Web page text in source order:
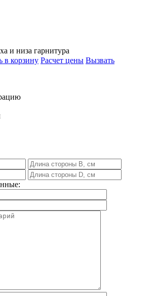
и низа гарнитура
в корзину Расчет цены Вызвать